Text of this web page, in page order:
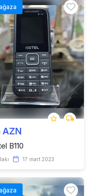
AZN
B110
17 mart 2023